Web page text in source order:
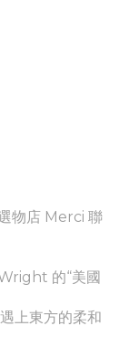
物店 Merci 聯
的“美國
上東方的柔和